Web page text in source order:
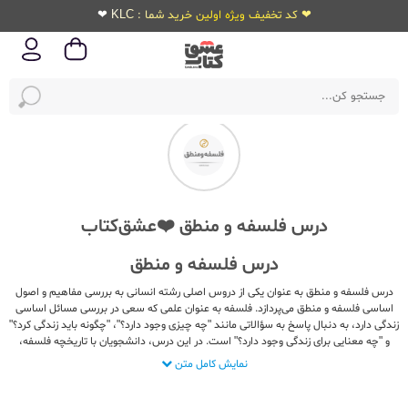
❤ کد تخفیف ویژه اولین خرید شما : KLC ❤
درس فلسفه و منطق ❤️عشق‌کتاب
درس فلسفه و منطق
درس فلسفه و منطق به عنوان یکی از دروس اصلی رشته انسانی به بررسی مفاهیم و اصول
اساسی فلسفه و منطق می‌پردازد. فلسفه به عنوان علمی که سعی در بررسی مسائل اساسی
زندگی دارد، به دنبال پاسخ به سؤالاتی مانند "چه چیزی وجود دارد؟"، "چگونه باید زندگی کرد؟"
و "چه معنایی برای زندگی وجود دارد؟" است. در این درس، دانشجویان با تاریخچه فلسفه،
مکتب‌های فلسفی مختلف و نظریات مشهور فلاسفه مانند آریستوتل، پلاتو، دکارت و هگل
آشنا می‌شوند. منطق به عنوان شاخه‌ای از فلسفه، به بررسی روش‌های استدلال و نحوه ارائه
نمایش کامل متن